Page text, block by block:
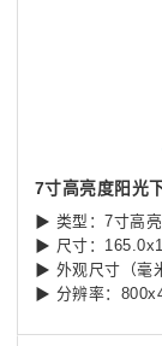
▶ 类型：7寸高
▶ 尺寸：
▶ 外观尺寸（毫
▶ 分辨率：